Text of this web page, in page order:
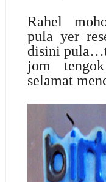
Rahel
pula yer
disini
jom
selamat